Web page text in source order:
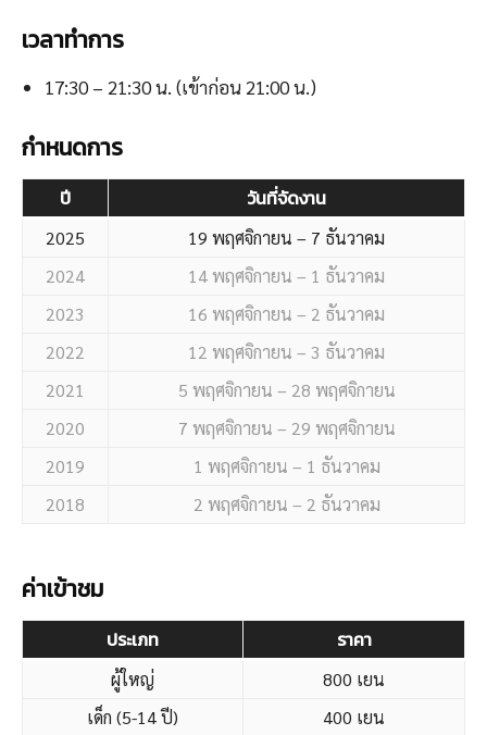
เวลาทำการ
17:30 – 21:30 น. (เข้าก่อน 21:00 น.)
กำหนดการ
ปี วันที่จัดงาน
2025
19 พฤศจิกายน – 7 ธันวาคม
2024
14 พฤศจิกายน – 1 ธันวาคม
2023
16 พฤศจิกายน – 2 ธันวาคม
2022
12 พฤศจิกายน – 3 ธันวาคม
2021
5 พฤศจิกายน – 28 พฤศจิกายน
2020
7 พฤศจิกายน – 29 พฤศจิกายน
2019
1 พฤศจิกายน – 1 ธันวาคม
2018
2 พฤศจิกายน – 2 ธันวาคม
ค่าเข้าชม
ประเภท ราคา
ผู้ใหญ่
800 เยน
เด็ก (5-14 ปี)
400 เยน